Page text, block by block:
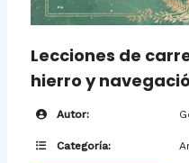
Lecciones de
hierro y
Autor:
Categoría: